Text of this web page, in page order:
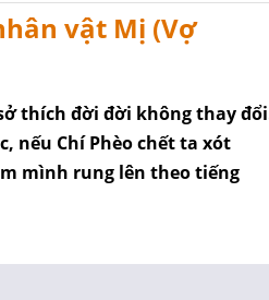
vật Mị (Vợ
thích đời đời không thay
nếu Chí Phèo chết ta xót
mình rung lên theo tiếng